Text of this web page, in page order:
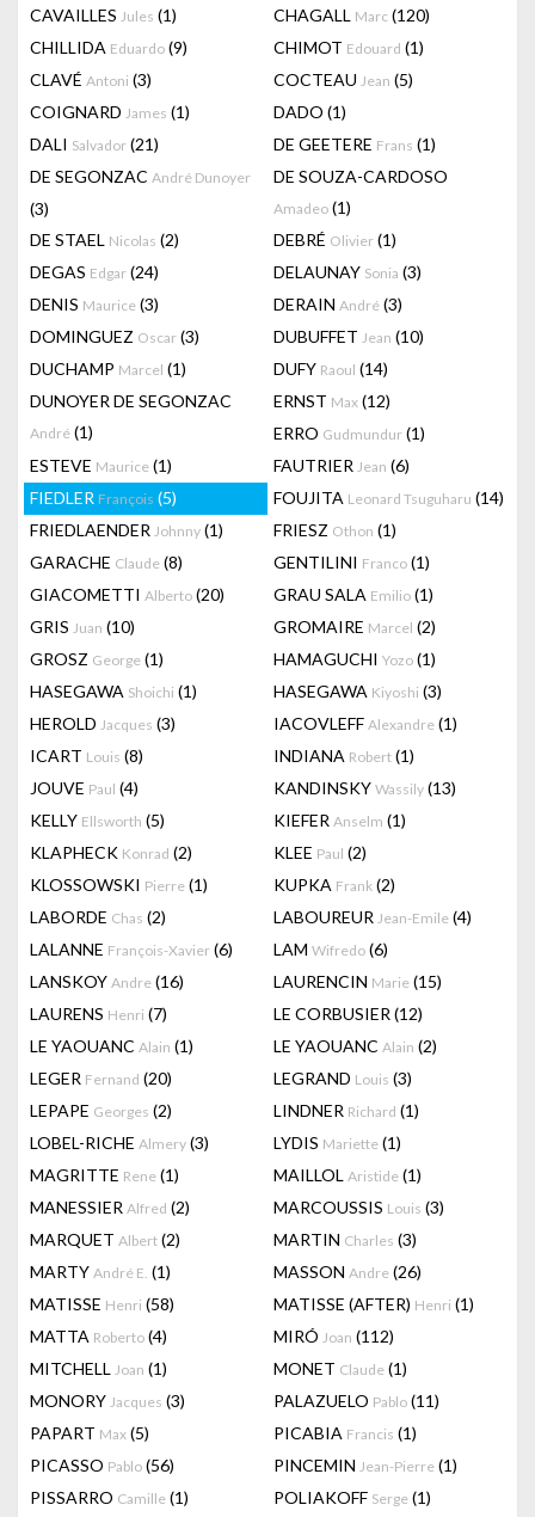
CAVAILLES Jules (1) CHAGALL Marc (120)
CHILLIDA Eduardo (9) CHIMOT Edouard (1)
CLAVÉ Antoni (3) COCTEAU Jean (5)
COIGNARD James (1) DADO (1)
DALI Salvador (21) DE GEETERE Frans (1)
DE SEGONZAC André Dunoyer
(3)
DE SOUZA-CARDOSO
Amadeo (1)
DE STAEL Nicolas (2) DEBRÉ Olivier (1)
DEGAS Edgar (24) DELAUNAY Sonia (3)
DENIS Maurice (3) DERAIN André (3)
DOMINGUEZ Oscar (3) DUBUFFET Jean (10)
DUCHAMP Marcel (1) DUFY Raoul (14)
DUNOYER DE SEGONZAC
André (1)
ERNST Max (12)
ERRO Gudmundur (1)
ESTEVE Maurice (1) FAUTRIER Jean (6)
FIEDLER François (5) FOUJITA Leonard Tsuguharu (14)
FRIEDLAENDER Johnny (1) FRIESZ Othon (1)
GARACHE Claude (8) GENTILINI Franco (1)
GIACOMETTI Alberto (20) GRAU SALA Emilio (1)
GRIS Juan (10) GROMAIRE Marcel (2)
GROSZ George (1) HAMAGUCHI Yozo (1)
HASEGAWA Shoichi (1) HASEGAWA Kiyoshi (3)
HEROLD Jacques (3) IACOVLEFF Alexandre (1)
ICART Louis (8) INDIANA Robert (1)
JOUVE Paul (4) KANDINSKY Wassily (13)
KELLY Ellsworth (5) KIEFER Anselm (1)
KLAPHECK Konrad (2) KLEE Paul (2)
KLOSSOWSKI Pierre (1) KUPKA Frank (2)
LABORDE Chas (2) LABOUREUR Jean-Emile (4)
LALANNE François-Xavier (6) LAM Wifredo (6)
LANSKOY Andre (16) LAURENCIN Marie (15)
LAURENS Henri (7) LE CORBUSIER (12)
LE YAOUANC Alain (1) LE YAOUANC Alain (2)
LEGER Fernand (20) LEGRAND Louis (3)
LEPAPE Georges (2) LINDNER Richard (1)
LOBEL-RICHE Almery (3) LYDIS Mariette (1)
MAGRITTE Rene (1) MAILLOL Aristide (1)
MANESSIER Alfred (2) MARCOUSSIS Louis (3)
MARQUET Albert (2) MARTIN Charles (3)
MARTY André E. (1) MASSON Andre (26)
MATISSE Henri (58) MATISSE (AFTER) Henri (1)
MATTA Roberto (4) MIRÓ Joan (112)
MITCHELL Joan (1) MONET Claude (1)
MONORY Jacques (3) PALAZUELO Pablo (11)
PAPART Max (5) PICABIA Francis (1)
PICASSO Pablo (56) PINCEMIN Jean-Pierre (1)
PISSARRO Camille (1) POLIAKOFF Serge (1)